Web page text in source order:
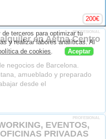
200€
PROFESIONAL
en Aetna Centro
negocios de Barcelona.
amueblado y preparado
desde el
PROFESIONAL
EVENTOS,
PRIVADAS
terceros para optimizar tu
y realizar labores analíticas. Al
de cookies. Aceptar